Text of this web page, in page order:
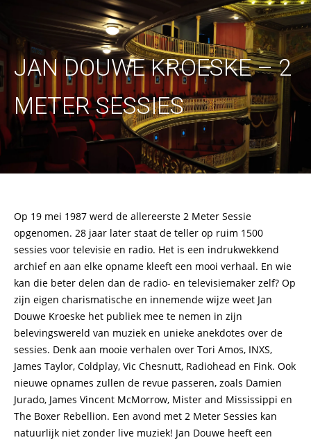
JAN DOUWE KROESKE – 2
METER SESSIES
Op 19 mei 1987 werd de allereerste 2 Meter Sessie
opgenomen. 28 jaar later staat de teller op ruim 1500
sessies voor televisie en radio. Het is een indrukwekkend
archief en aan elke opname kleeft een mooi verhaal. En wie
kan die beter delen dan de radio- en televisiemaker zelf? Op
zijn eigen charismatische en innemende wijze weet Jan
Douwe Kroeske het publiek mee te nemen in zijn
belevingswereld van muziek en unieke anekdotes over de
sessies. Denk aan mooie verhalen over Tori Amos, INXS,
James Taylor, Coldplay, Vic Chesnutt, Radiohead en Fink. Ook
nieuwe opnames zullen de revue passeren, zoals Damien
Jurado, James Vincent McMorrow, Mister and Mississippi en
The Boxer Rebellion. Een avond met 2 Meter Sessies kan
natuurlijk niet zonder live muziek! Jan Douwe heeft een